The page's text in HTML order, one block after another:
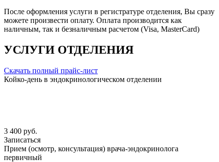
После оформления услуги в регистратуре отделения, Вы сразу
можете произвести оплату. Оплата производится как
наличным, так и безналичным расчетом (Visa, MasterCard)
УСЛУГИ ОТДЕЛЕНИЯ
Скачать полный прайс-лист
Койко-день в эндокринологическом отделении
3 400 руб.
Записаться
Прием (осмотр, консультация) врача-эндокринолога
первичный